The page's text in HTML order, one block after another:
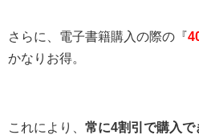
さらに、電子書籍購入の際の『
かなりお得。
これにより、 常に4割引で購入で